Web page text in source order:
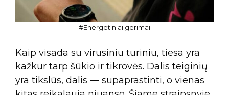
#Energetiniai gerimai
Kaip visada su virusiniu turiniu, tiesa yra
kažkur tarp šūkio ir tikrovės. Dalis teiginių
yra tikslūs, dalis — supaprastinti, o vienas